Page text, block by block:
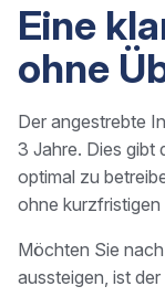
Eine
ohne
Der angestrebte
3 Jahre. Dies gibt
optimal zu
ohne kurzfristigen
Möchten Sie
aussteigen, ist